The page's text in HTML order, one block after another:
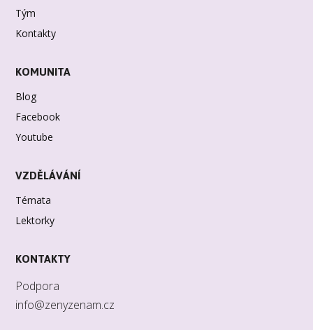
Tým
Kontakty
KOMUNITA
Blog
Facebook
Youtube
VZDĚLÁVÁNÍ
Témata
Lektorky
KONTAKTY
Podpora
info@zenyzenam.cz